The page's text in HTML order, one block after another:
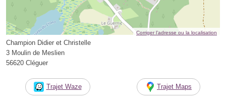
Corriger l’adresse ou la localisation
Champion Didier et Christelle
3 Moulin de Meslien
56620 Cléguer
Trajet Waze Trajet Maps